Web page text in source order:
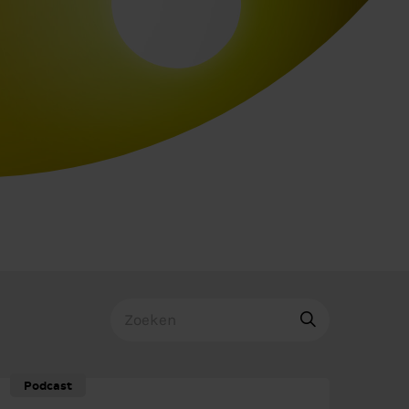
Podcast